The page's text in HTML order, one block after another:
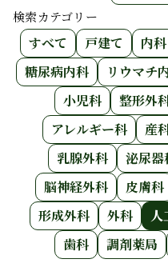
検索カテゴリー
すべて 戸建て 内科
糖尿病内科
リウマチ
小児科
整形外
アレルギー科
産
乳腺外科
泌尿器
脳神経外科
皮膚科
形成外科
外科 人
歯科
調剤薬局